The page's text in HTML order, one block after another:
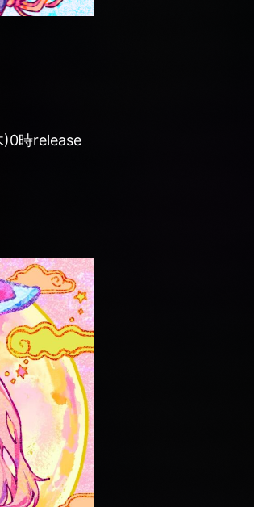
時release